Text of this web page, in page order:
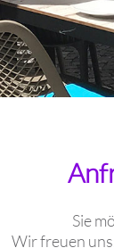
Sie
Wir freuen